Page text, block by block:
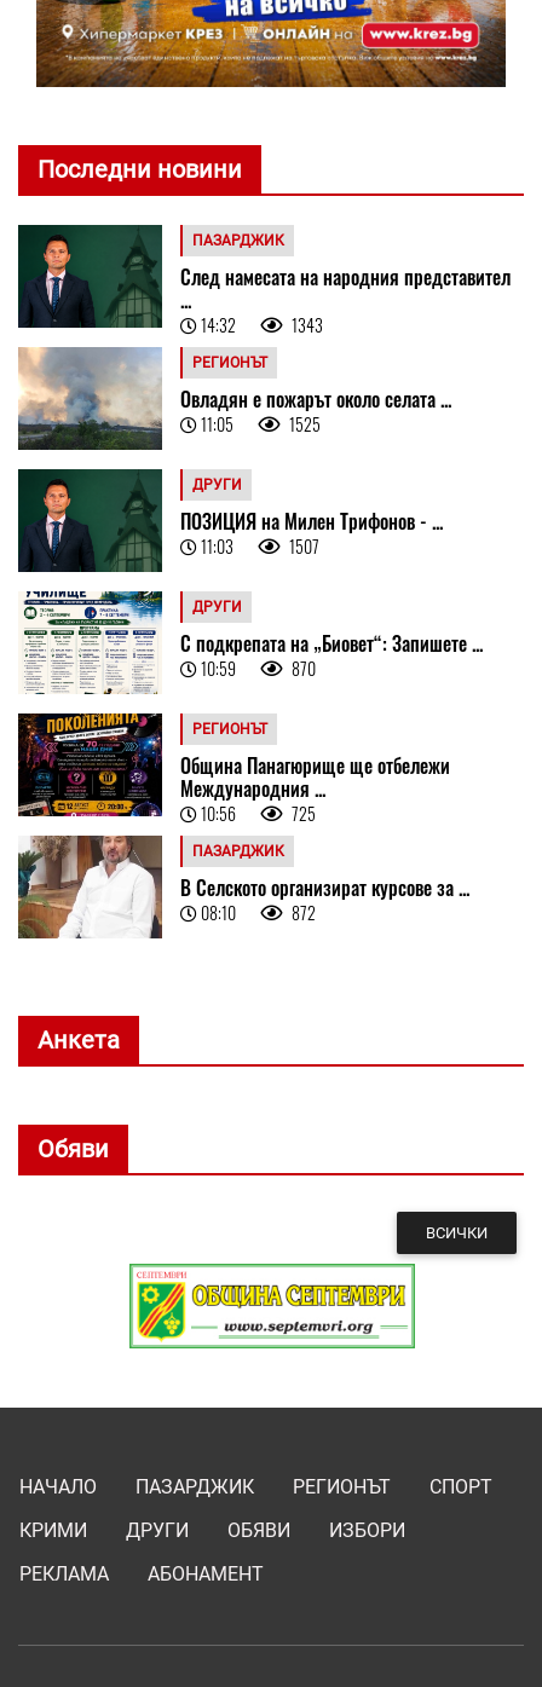
Последни новини
ПАЗАРДЖИК
След намесата на народния представител
...
14:32 1343
РЕГИОНЪТ
Овладян е пожарът около селата ...
11:05 1525
ДРУГИ
ПОЗИЦИЯ на Милен Трифонов - ...
11:03 1507
ДРУГИ
С подкрепата на „Биовет“: Запишете ...
10:59 870
РЕГИОНЪТ
Община Панагюрище ще отбележи
Международния ...
10:56 725
ПАЗАРДЖИК
В Селското организират курсове за ...
08:10 872
Анкета
Обяви
ВСИЧКИ
НАЧАЛО ПАЗАРДЖИК РЕГИОНЪТ
СПОРТ
КРИМИ
ДРУГИ ОБЯВИ
ИЗБОРИ
РЕКЛАМА
АБОНАМЕНТ